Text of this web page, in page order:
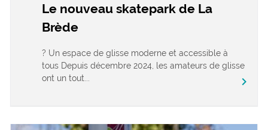
Le nouveau skatepark de La
Brède
? Un espace de glisse moderne et accessible à
tous Depuis décembre 2024, les amateurs de glisse
ont un tout...
chevron_right